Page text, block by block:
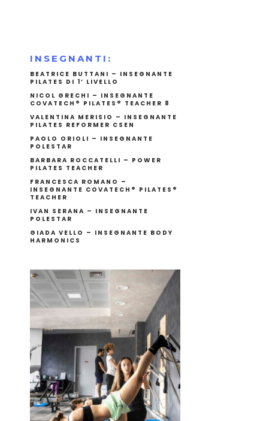
INSEGNANTI:
BEATRICE BUTTANI – INSEGNANTE
PILATES DI 1’ LIVELLO
NICOL GRECHI – INSEGNANTE
COVATECH®️ PILATES®️ TEACHER 8
VALENTINA MERISIO – INSEGNANTE
PILATES REFORMER CSEN
PAOLO ORIOLI – INSEGNANTE
POLESTAR
BARBARA ROCCATELLI – POWER
PILATES TEACHER
FRANCESCA ROMANO –
INSEGNANTE COVATECH®️ PILATES®️
TEACHER
IVAN SERANA – INSEGNANTE
POLESTAR
GIADA VELLO – INSEGNANTE BODY
HARMONICS